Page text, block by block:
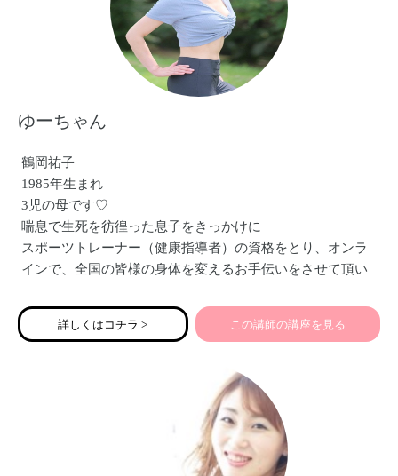
ゆーちゃん
鶴岡祐子
1985年生まれ
3児の母です♡
喘息で生死を彷徨った息子をきっかけに
スポーツトレーナー（健康指導者）の資格をとり、オンラ
インで、全国の皆様の身体を変えるお手伝いをさせて頂い
痩せて、くびれができた！
尿もれがなくなった！
毎日沢山の口コミを頂けて、わたしも励みになります！
姿勢美人を増やしていきたいなと思っております♡
詳しくはコチラ > この講師の講座を見る